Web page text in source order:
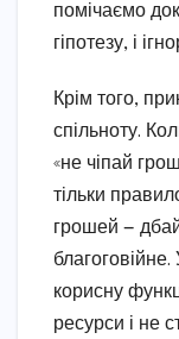
помічаємо
гіпотезу, і
Крім того,
спільноту.
«не чіпай
тільки
грошей —
корисну
ресурси і не